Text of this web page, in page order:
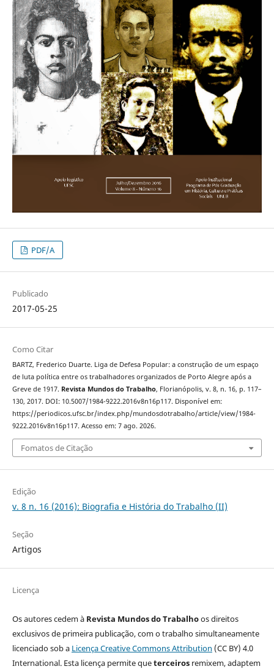
PDF/A
Publicado
2017-05-25
Como Citar
BARTZ, Frederico Duarte. Liga de Defesa Popular: a construção de um espaço
de luta política entre os trabalhadores organizados de Porto Alegre após a
Greve de 1917. Revista Mundos do Trabalho, Florianópolis, v. 8, n. 16, p. 117–
130, 2017. DOI: 10.5007/1984-9222.2016v8n16p117. Disponível em:
https://periodicos.ufsc.br/index.php/mundosdotrabalho/article/view/1984-
9222.2016v8n16p117. Acesso em: 7 ago. 2026.
Fomatos de Citação
Edição
v. 8 n. 16 (2016): Biografia e História do Trabalho (II)
Seção
Artigos
Licença
Os autores cedem à Revista Mundos do Trabalhoos direitos
exclusivos de primeira publicação, com o trabalho simultaneamente
licenciado sob a Licença Creative Commons Attribution (CC BY) 4.0
International. Esta licença permite queterceirosremixem, adaptem